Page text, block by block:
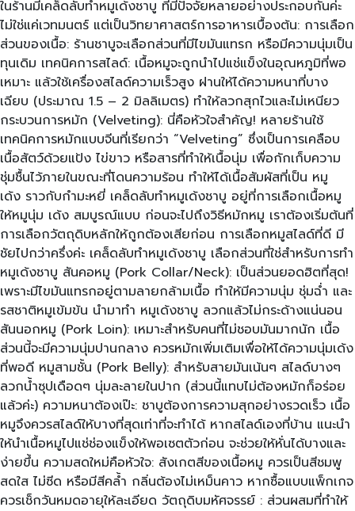
ในร้านมีเคล็ดลับทำหมูเด้งชาบู ที่มีปัจจัยหลายอย่างประกอบกันค่ะ
ไม่ใช่แค่เวทมนตร์ แต่เป็นวิทยาศาสตร์การอาหารเบื้องต้น: การเลือก
ส่วนของเนื้อ: ร้านชาบูจะเลือกส่วนที่มีไขมันแทรก หรือมีความนุ่มเป็น
ทุนเดิม เทคนิคการสไลด์: เนื้อหมูจะถูกนำไปแช่แข็งในอุณหภูมิที่พอ
เหมาะ แล้วใช้เครื่องสไลด์ความเร็วสูง ฝานให้ได้ความหนาที่บาง
เฉียบ (ประมาณ 1.5 – 2 มิลลิเมตร) ทำให้ลวกสุกไวและไม่เหนียว
กระบวนการหมัก (Velveting): นี่คือหัวใจสำคัญ! หลายร้านใช้
เทคนิคการหมักแบบจีนที่เรียกว่า “Velveting” ซึ่งเป็นการเคลือบ
เนื้อสัตว์ด้วยแป้ง ไข่ขาว หรือสารที่ทำให้เนื้อนุ่ม เพื่อกักเก็บความ
ชุ่มชื้นไว้ภายในขณะที่โดนความร้อน ทำให้ได้เนื้อสัมผัสที่เป็น หมู
เด้ง ราวกับกำมะหยี่ เคล็ดลับทำหมูเด้งชาบู อยู่ที่การเลือกเนื้อหมู
ให้หมูนุ่ม เด้ง สมบูรณ์แบบ ก่อนจะไปถึงวิธีหมักหมู เราต้องเริ่มต้นที่
การเลือกวัตถุดิบหลักให้ถูกต้องเสียก่อน การเลือกหมูสไลด์ที่ดี มี
ชัยไปกว่าครึ่งค่ะ เคล็ดลับทำหมูเด้งชาบู เลือกส่วนที่ใช่สำหรับการทำ
หมูเด้งชาบู สันคอหมู (Pork Collar/Neck): เป็นส่วนยอดฮิตที่สุด!
เพราะมีไขมันแทรกอยู่ตามลายกล้ามเนื้อ ทำให้มีความนุ่ม ชุ่มฉ่ำ และ
รสชาติหมูเข้มข้น นำมาทำ หมูเด้งชาบู ลวกแล้วไม่กระด้างแน่นอน
สันนอกหมู (Pork Loin): เหมาะสำหรับคนที่ไม่ชอบมันมากนัก เนื้อ
ส่วนนี้จะมีความนุ่มปานกลาง ควรหมักเพิ่มเติมเพื่อให้ได้ความนุ่มเด้ง
ที่พอดี หมูสามชั้น (Pork Belly): สำหรับสายมันเน้นๆ สไลด์บางๆ
ลวกน้ำซุปเดือดๆ นุ่มละลายในปาก (ส่วนนี้แทบไม่ต้องหมักก็อร่อย
แล้วค่ะ) ความหนาต้องเป๊ะ: ชาบูต้องการความสุกอย่างรวดเร็ว เนื้อ
หมูจึงควรสไลด์ให้บางที่สุดเท่าที่จะทำได้ หากสไลด์เองที่บ้าน แนะนำ
ให้นำเนื้อหมูไปแช่ช่องแข็งให้พอเซตตัวก่อน จะช่วยให้หั่นได้บางและ
ง่ายขึ้น ความสดใหม่คือหัวใจ: สังเกตสีของเนื้อหมู ควรเป็นสีชมพู
สดใส ไม่ซีด หรือมีสีคล้ำ กลิ่นต้องไม่เหม็นคาว หากซื้อแบบแพ็กเกจ
ควรเช็กวันหมดอายุให้ละเอียด วัตถุดิบมหัศจรรย์ : ส่วนผสมที่ทำให้